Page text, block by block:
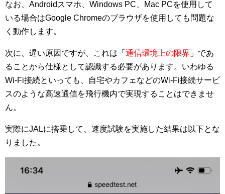
なお、Androidスマホ、Windows PC、Mac PCを使用して
いる場合はGoogle Chromeのブラウザを使用しても問題な
く動作します。
次に、遅い原因ですが、これは「 通信環境上の限界 」であ
ることから仕様として認識する必要があります。いわゆる
Wi-Fi接続といっても、自宅やカフェなどのWi-Fi接続サービ
スのような高速通信を飛行機内で実現することはできませ
ん。
実際にJALに搭乗して、速度試験を実施した結果は以下とな
りました。